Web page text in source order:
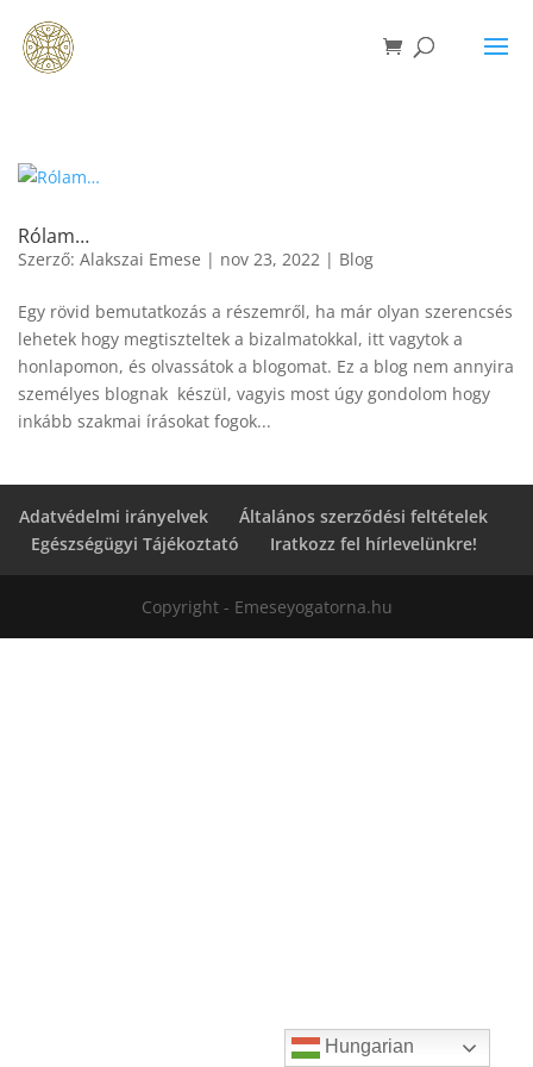
Rólam…
Szerző: Alakszai Emese | nov 23, 2022 | Blog
Egy rövid bemutatkozás a részemről, ha már olyan szerencsés
lehetek hogy megtiszteltek a bizalmatokkal, itt vagytok a
honlapomon, és olvassátok a blogomat. Ez a blog nem annyira
személyes blognak készül, vagyis most úgy gondolom hogy
inkább szakmai írásokat fogok...
Adatvédelmi irányelvek
Általános szerződési feltételek
Egészségügyi Tájékoztató
Iratkozz fel hírlevelünkre!
Copyright - Emeseyogatorna.hu
Hungarian